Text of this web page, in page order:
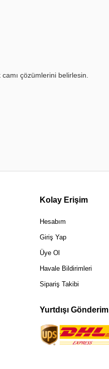
çözümlerini belirlesin.
Kolay Erişim
Hesabım
Giriş Yap
Üye Ol
Havale Bildirimleri
Sipariş Takibi
Yurtdışı Gönderim